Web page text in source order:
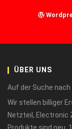
ÜBER UNS
Auf der Suche
Wir stellen billiger
Netzteil, Electronic